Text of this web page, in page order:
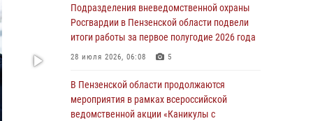
центр (видео)
04 августа 2026, 07:05 4 1
В Управлении Росгвардии по Пензенской
полугодие 2026 года
04 августа 2026, 06:08
Подразделения вневедомственной охраны
Росгвардии в Пензенской области подвели
итоги работы за первое полугодие 2026 года
28 июля 2026, 06:08 5
В Пензенской области продолжаются
мероприятия в рамках всероссийской
ведомственной акции «Каникулы с